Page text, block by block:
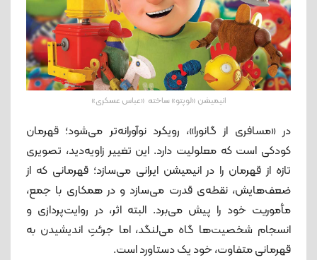
انیمیشن «لوپتو» ساخته «عباس عسکری»
در «مسافری از گانورا»، رویکرد نوآورانه‌تر می‌شود؛ قهرمان
کودکی است که معلولیت دارد. این تغییر زاویه‌دید، تصویری
تازه از قهرمان را در انیمیشن ایرانی می‌سازد؛ قهرمانی که از
ضعف‌هایش، نقطه‌ی قدرت می‌سازد و در همکاری با جمع،
مأموریت خود را پیش می‌برد. البته اثر، در روایت‌پردازی و
انسجام شخصیت‌ها گاه می‌لنگد، اما جرئتِ اندیشیدن به
قهرمانی متفاوت، خود یک دستاورد است.